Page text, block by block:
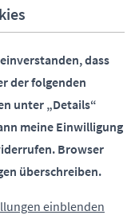
dass
der folgenden
unter „Details“
meine Einwilligung
Browser
überschreiben.
einblenden